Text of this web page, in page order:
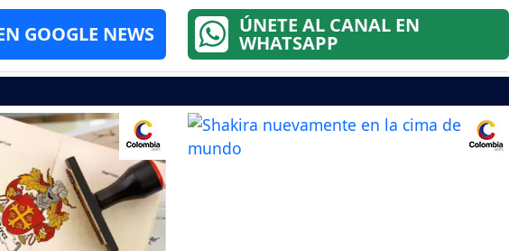
GOOGLE NEWS ÚNETE AL CANAL EN
WHATSAPP